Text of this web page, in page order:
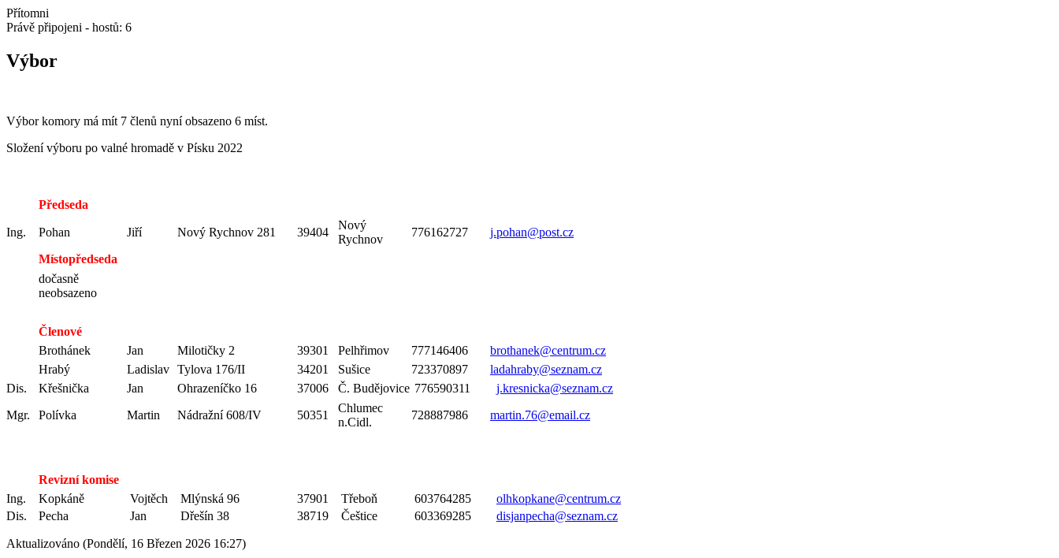
Přítomni
Právě připojeni - hostů: 6
Výbor
Výbor komory má mít 7 členů nyní obsazeno 6 míst.
Složení výboru po valné hromadě v Písku 2022
Předseda
Ing. Pohan Jiří Nový Rychnov 281 39404
Nový
Rychnov
776162727
j.pohan@post.cz
Místopředseda
dočasně
neobsazeno
Členové
Brothánek
Jan Milotičky 2 39301 Pelhřimov 777146406
brothanek@centrum.cz
Hrabý
Ladislav Tylova 176/II 34201 Sušice 723370897
ladahraby@seznam.cz
Dis.
Křešnička Jan Ohrazeníčko 16 37006 Č. Budějovice 776590311
j.kresnicka@seznam.cz
Mgr.
Polívka Martin Nádražní 608/IV 50351
Chlumec
n.Cidl.
728887986 martin.76@email.cz
Revizní komise
Ing.
Kopkáně Vojtěch Mlýnská 96 37901 Třeboň 603764285
olhkopkane@centrum.cz
Dis.
Pecha Jan Dřešín 38 38719 Češtice 603369285 disjanpecha@seznam.cz
Aktualizováno (Pondělí, 16 Březen 2026 16:27)